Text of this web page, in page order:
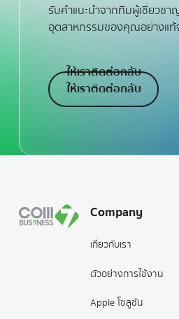
รับคำแนะนำจากทีมผู้เชี่ยวชา
อุตสาหกรรมของคุณอย่างแท้
ให้เราติดต่อกลับ
ให้เราติดต่อกลับ
ให้เราติดต่อกลับ
Company
เกี่ยวกับเรา
ตัวอย่างการใช้งาน
Apple โซลูชัน